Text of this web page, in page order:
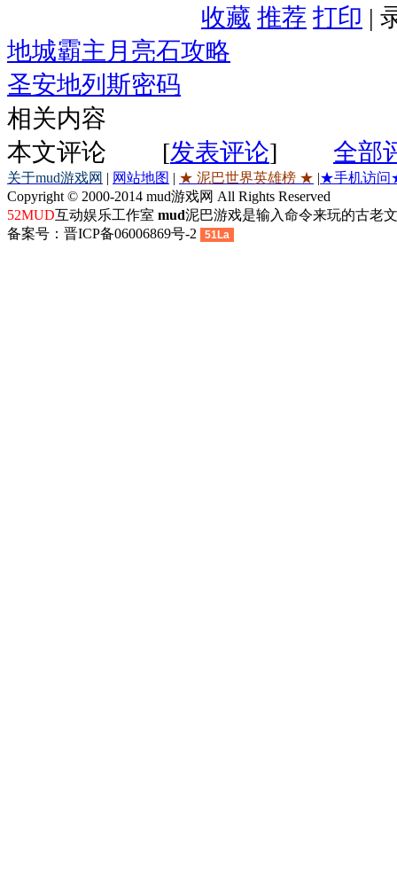
收藏 推荐 打印 |
地城霸主月亮石攻略
圣安地列斯密码
相关内容
本文评论 [发表评论] 全部
关于mud游戏网 | 网站地图 | ★ 泥巴世界英雄榜 ★ |★手机访
Copyright © 2000-2014 mud游戏网 All Rights Reserved
52MUD互动娱乐工作室 mud泥巴游戏是输入命令来玩的古老
备案号：晋ICP备06006869号-2
51La